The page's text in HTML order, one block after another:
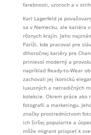
farebnosti, vzoroch a v
Karl Lagerfeld je
sa v Nemecku, ale kariéra
rôznych krajín. Jeho
Paríži, kde pracoval pre
dlhoročnej kariéry pre
priniesol moderný a
napríklad Ready-to-Wear
zachovali jej ikonickú
luxusných a netradičných
kolekcie. Okrem práce ako
fotografii a marketingu.
značky prostredníctvom
ich širšej popularite a
môže migrant prispieť k